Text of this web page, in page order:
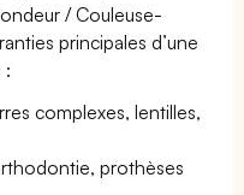
/ Couleuse-
principales d’une
:
complexes, lentilles,
prothèses